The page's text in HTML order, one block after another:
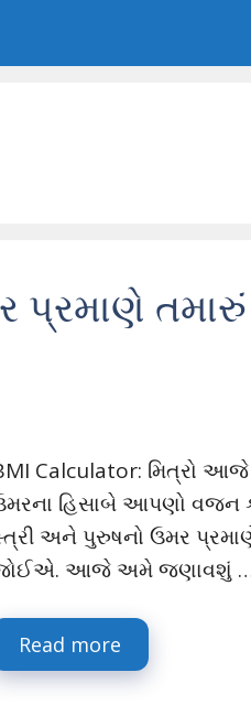
પ્રમાણે
Calculator: મિત્રો
હિસાબે આપણો વજન
અને પુરુષનો ઉમર
આજે અમે જણાવશું
Read more